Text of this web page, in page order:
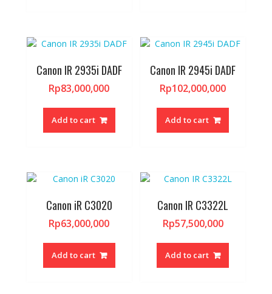
Canon IR 2935i DADF
Rp83,000,000
Add to cart
Canon IR 2945i DADF
Rp102,000,000
Add to cart
Canon iR C3020
Rp63,000,000
Add to cart
Canon IR C3322L
Rp57,500,000
Add to cart